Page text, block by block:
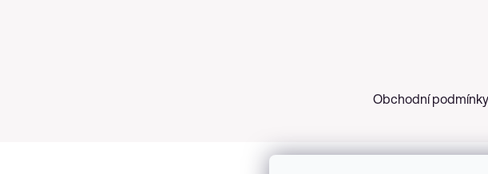
Obchodní podmínky